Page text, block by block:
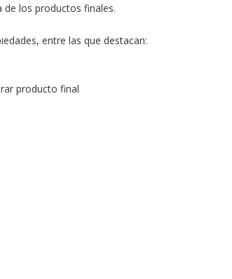
los productos finales.
entre las que destacan:
producto final